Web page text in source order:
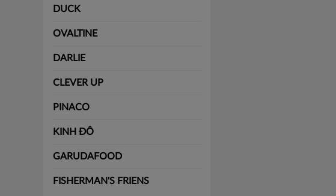
DUCK
OVALTINE
DARLIE
CLEVER UP
PINACO
KINH ĐÔ
GARUDAFOOD
FISHERMAN'S FRIENS